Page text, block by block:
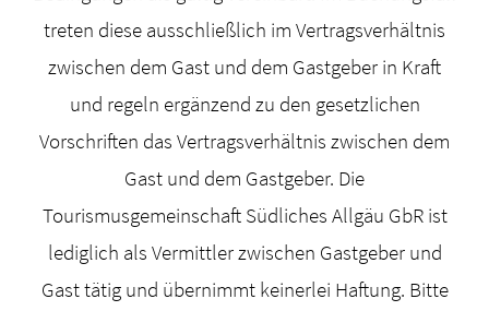
treten diese ausschließlich im Vertragsverhältnis
zwischen dem Gast und dem Gastgeber in Kraft
und regeln ergänzend zu den gesetzlichen
Vorschriften das Vertragsverhältnis zwischen dem
Gast und dem Gastgeber. Die
Tourismusgemeinschaft Südliches Allgäu GbR ist
lediglich als Vermittler zwischen Gastgeber und
Gast tätig und übernimmt keinerlei Haftung. Bitte